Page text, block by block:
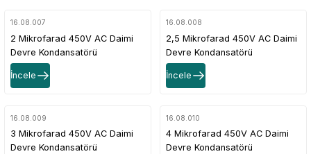
16.08.007
2 Mikrofarad 450V AC Daimi
Devre Kondansatörü
İncele
16.08.008
2,5 Mikrofarad 450V AC Daimi
Devre Kondansatörü
İncele
16.08.009
3 Mikrofarad 450V AC Daimi
Devre Kondansatörü
16.08.010
4 Mikrofarad 450V AC Daimi
Devre Kondansatörü